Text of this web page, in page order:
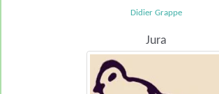
Didier Grappe
Jura